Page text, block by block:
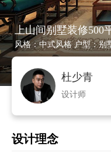
上山间别墅装修500
风格：中式风格 户型：别
杜少青
设计师
设计理念